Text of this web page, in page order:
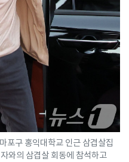
포구 홍익대학교 인근 삼겹살집
와의 삼겹살 회동에 참석하고